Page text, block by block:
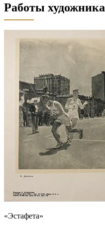
Работы художника
«Эстафета»